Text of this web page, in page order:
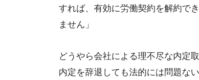
すれば、有効に労働契約を解約で
ません」
どうやら会社による理不尽な内定
内定を辞退しても法的には問題な